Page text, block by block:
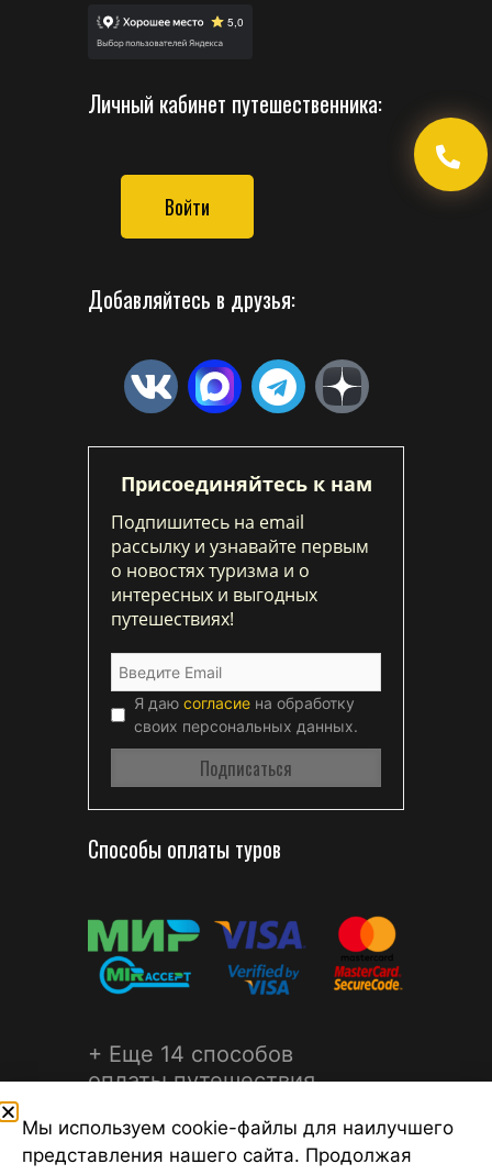
Личный кабинет путешественника:
Войти
Добавляйтесь в друзья:
Присоединяйтесь к нам
Подпишитесь на email
рассылку и узнавайте первым
о новостях туризма и о
интересных и выгодных
путешествиях!
Я даю согласие на обработку
своих персональных данных.
Способы оплаты туров
+ Еще 14 способов
оплаты путешествия
Мы используем cookie-файлы для наилучшего
представления нашего сайта. Продолжая